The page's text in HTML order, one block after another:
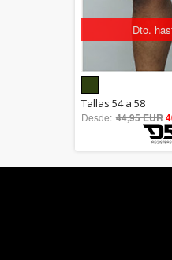
Dto.
out
Tallas 54 a 58
Desde: 44,95 EUR